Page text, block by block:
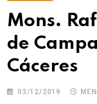
Mons.
de
Cáceres
03/12/2019